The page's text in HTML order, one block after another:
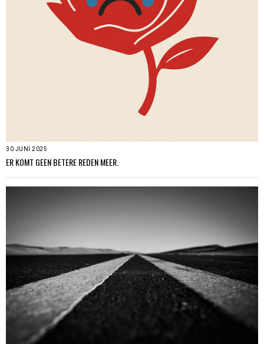
30 JUNI 2025
ER KOMT GEEN BETERE REDEN MEER.